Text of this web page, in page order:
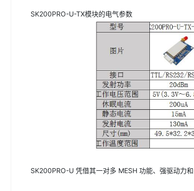
SK200PRO-U-TX模块的电气参数
SK200PRO-U 凭借其一对多 MESH 功能、强驱动力